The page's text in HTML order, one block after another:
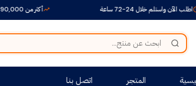
أكثر من 90,000 طلب الآن واستلم خلال 24-72 ساعة
المتجر اتصل بنا